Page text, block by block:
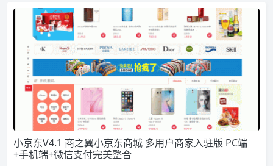
小京东V4.1 商之翼小京东商城 多用户商家入驻版 PC端
+手机端+微信支付完美整合